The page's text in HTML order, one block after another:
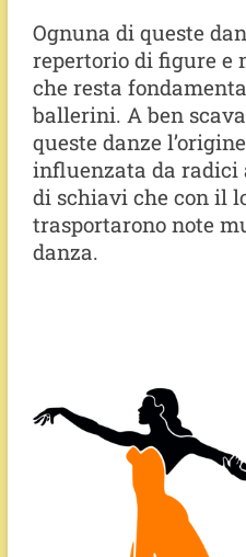
Ognuna di queste
repertorio di figure e
che resta
ballerini. A ben
queste danze
influenzata da radici
di schiavi che con il
trasportarono note
danza.